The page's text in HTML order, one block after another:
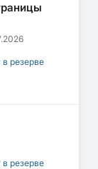
резерве
резерве